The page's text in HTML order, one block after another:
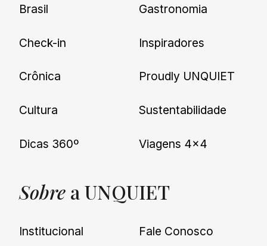
Brasil
Check-in
Crônica
Cultura
Dicas 360º
Gastronomia
Inspiradores
Proudly UNQUIET
Sustentabilidade
Viagens 4×4
Sobre a UNQUIET
Institucional Fale Conosco